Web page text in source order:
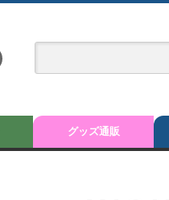
グッズ通販